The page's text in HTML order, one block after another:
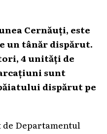
Cernăuți, este
un tânăr dispărut.
4 unități de
sunt
dispărut pe
Departamentul